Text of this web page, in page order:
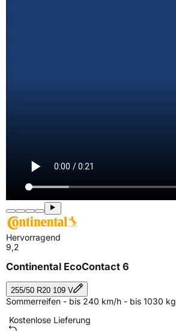
Hervorragend
9,2
Continental EcoContact 6
255/50 R20 109 V
Sommerreifen - bis 240 km/h - bis 1030 kg
Kostenlose Lieferung